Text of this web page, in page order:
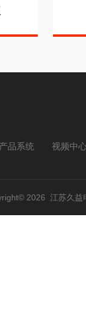
产品系统 视频中
2026 江苏久